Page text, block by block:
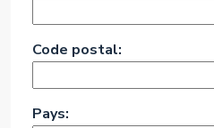
Code postal:
Pays: